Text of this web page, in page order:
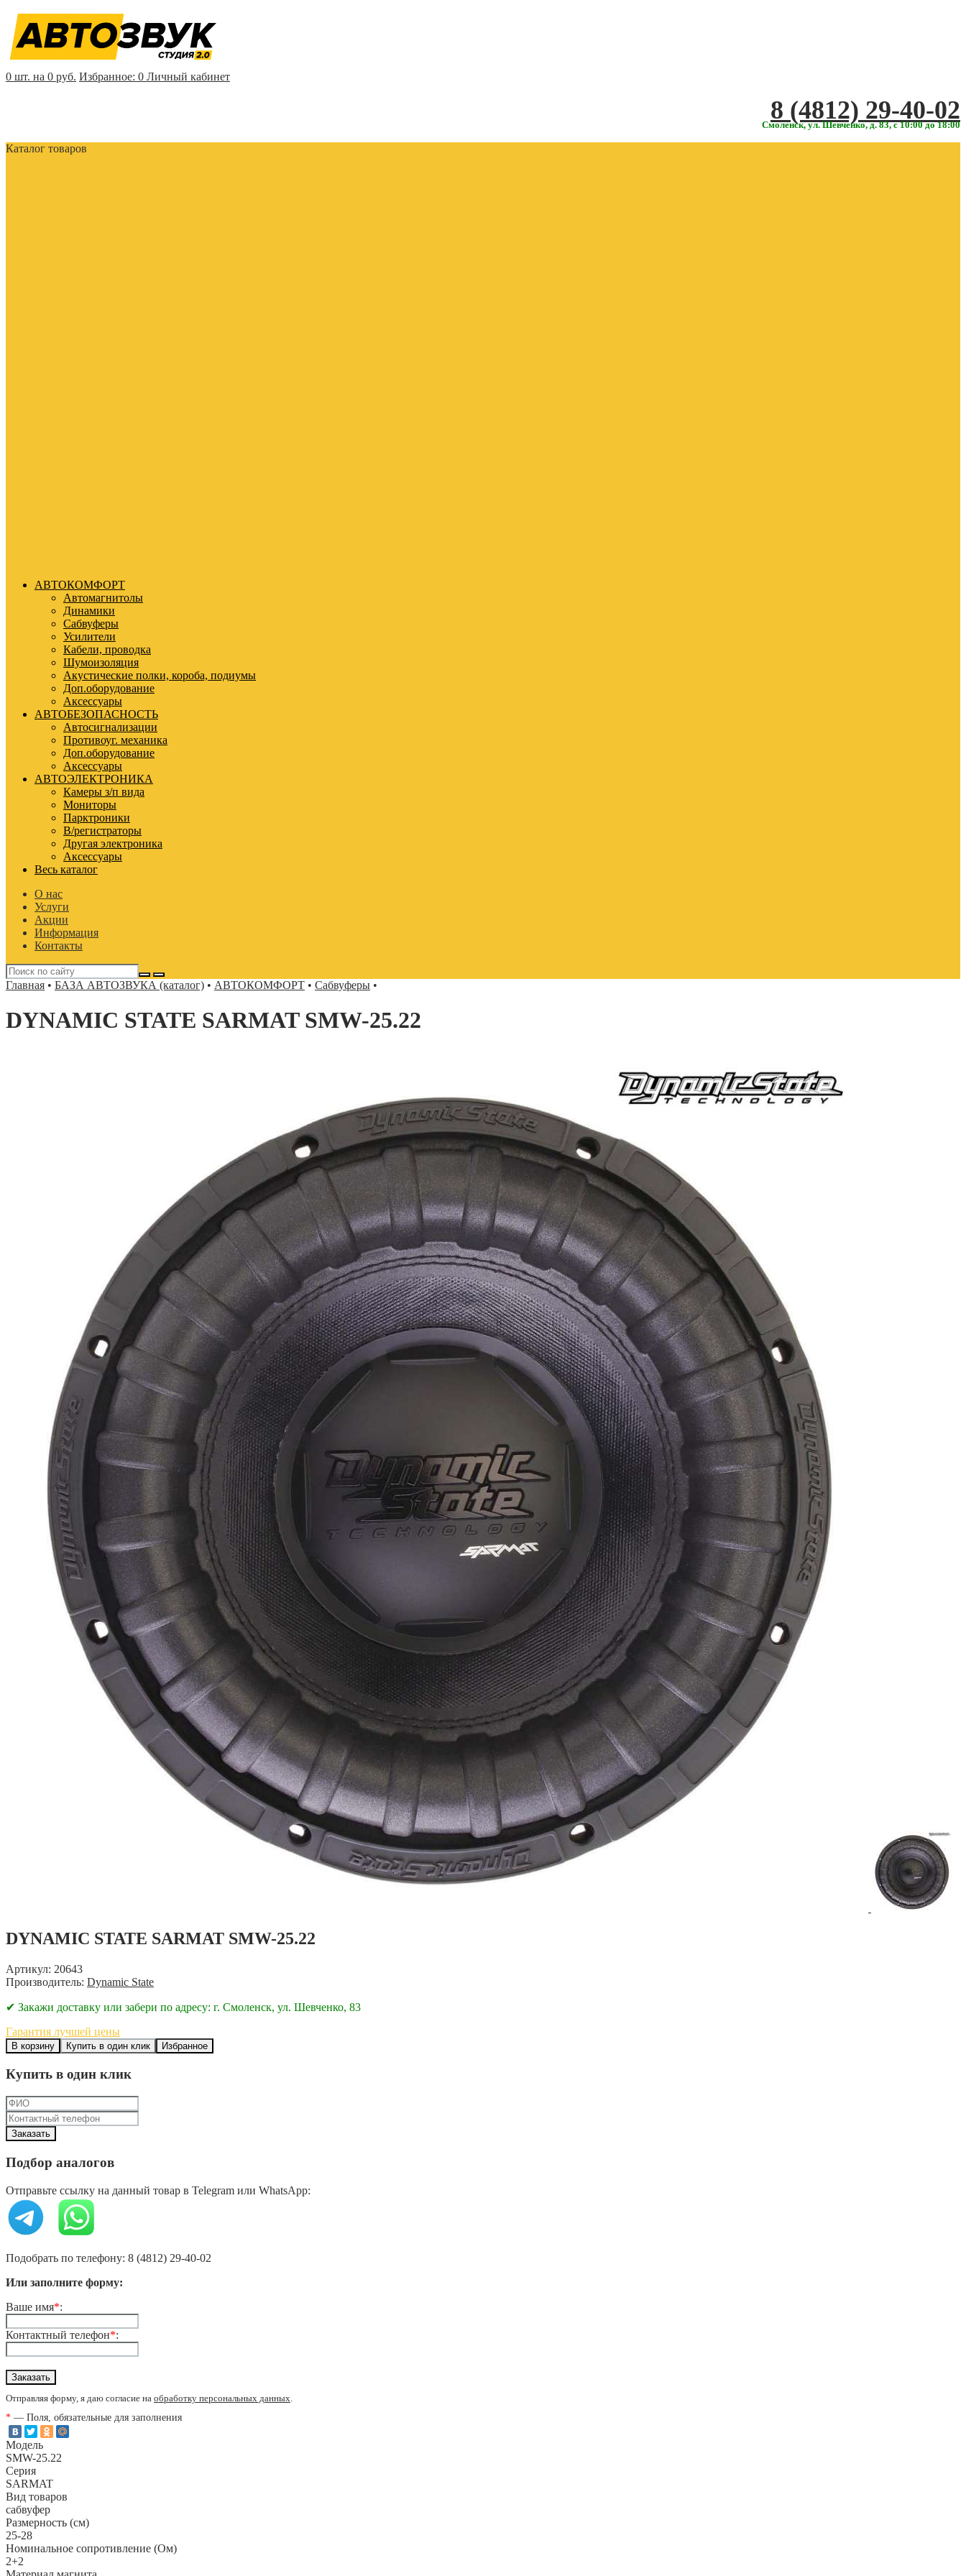
0 шт. на 0 руб. Избранное: 0 Личный кабинет
‎‎8 (4812) 29-40-02
Смоленск, ул. Шевченко, д. 83, с 10:00 до 18:00
Каталог товаров
АВТОКОМФОРТ
Автомагнитолы
Динамики
Сабвуферы
Усилители
Кабели, проводка
Шумоизоляция
Акустические полки, короба, подиумы
Доп.оборудование
Аксессуары
АВТОБЕЗОПАСНОСТЬ
Автосигнализации
Противоуг. механика
Доп.оборудование
Аксессуары
АВТОЭЛЕКТРОНИКА
Камеры з/п вида
Мониторы
Парктроники
В/регистраторы
Другая электроника
Аксессуары
Весь каталог
О нас
Услуги
Акции
Информация
Контакты
Главная • БАЗА АВТОЗВУКА (каталог) • АВТОКОМФОРТ • Сабвуферы •
DYNAMIC STATE SARMAT SMW-25.22
DYNAMIC STATE SARMAT SMW-25.22
Артикул: 20643
Производитель: Dynamic State
✔ Закажи доставку или забери по адресу: г. Смоленск, ул. Шевченко, 83
Гарантия лучшей цены
В корзину Купить в один клик Избранное
Купить в один клик
Подбор аналогов
Отправьте ссылку на данный товар в Telegram или WhatsApp:
Подобрать по телефону: 8 (4812) 29-40-02
Или заполните форму:
Ваше имя*:
Контактный телефон*:
Отправляя форму, я даю согласие на обработку персональных данных.
* — Поля, обязательные для заполнения
Модель
SMW-25.22
Серия
SARMAT
Вид товаров
сабвуфер
Размерность (см)
25-28
Номинальное сопротивление (Ом)
2+2